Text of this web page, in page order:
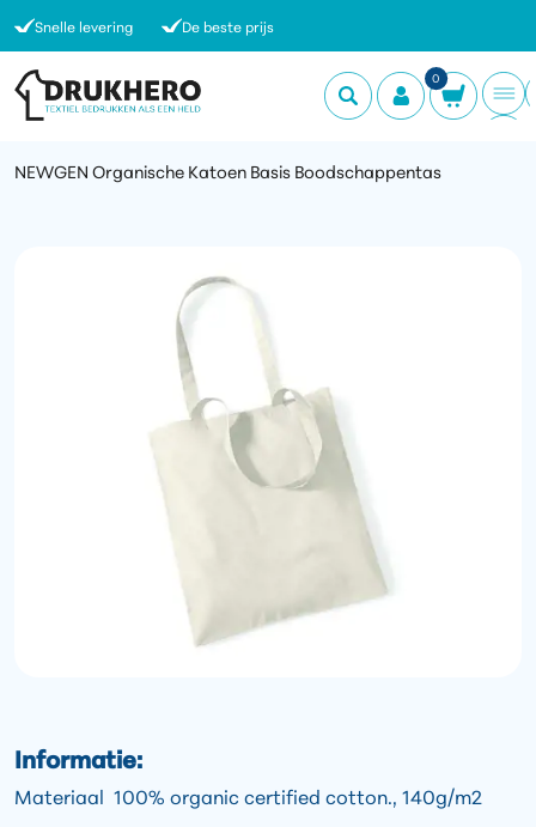
Snelle levering De beste prijs
0
NEWGEN Organische Katoen Basis Boodschappentas
Informatie:
Materiaal 100% organic certified cotton., 140g/m2